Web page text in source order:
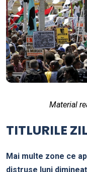
Material
TITLURILE
Mai multe zone ce
distruse luni